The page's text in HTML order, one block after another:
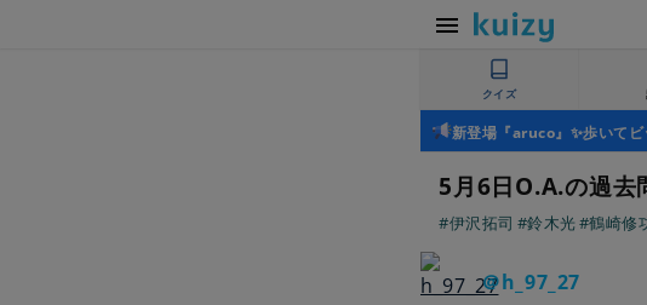
クイズ
新登場『aruco』✨歩いて
5月6日O.A.の過去
#伊沢拓司 #鈴木光#鶴崎修
＠h_97_27